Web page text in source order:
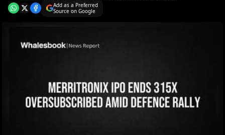
Add as a Preferred
Source on Google